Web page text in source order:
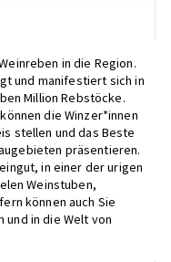
in die Region.
und manifestiert sich in
Million Rebstöcke.
die Winzer*innen
stellen und das Beste
präsentieren.
in einer der urigen
Weinstuben,
können auch Sie
und in die Welt von